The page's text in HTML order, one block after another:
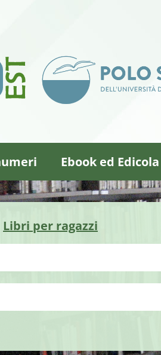
Ebook ed
Libri per ragazzi